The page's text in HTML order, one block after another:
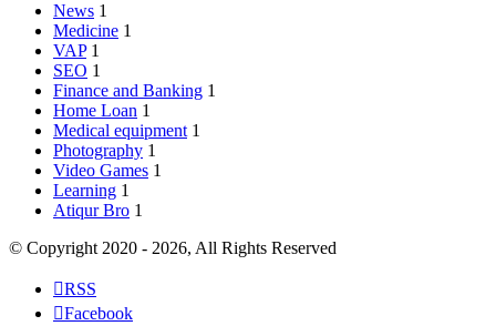
News 1
Medicine 1
VAP 1
SEO 1
Finance and Banking 1
Home Loan 1
Medical equipment 1
Photography 1
Video Games 1
Learning 1
Atiqur Bro 1
© Copyright 2020 - 2026, All Rights Reserved
RSS
Facebook